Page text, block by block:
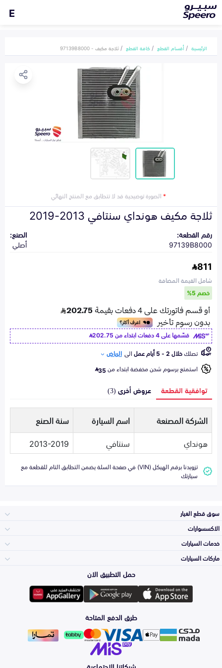
E
الرئيسية أقسام القطع كافة القطع ثلاجة مكيف - 97139B8000
*الصورة توضيحية قد لا تتطابق مع المنتج النهائي
ثلاجة مكيف هونداي سنتافي 2013-2019
رقم القطعة:
97139B8000
الصنع:
أصلي
811
شامل القيمة المضافة
خصم 5%
قسّمها على 4 دفعات ابتداء من
202.75
تصلكخلال 2 - 5 أيام عمل الى الرياض
استمتع برسوم شحن مخفضة ابتداء من35
توافقية القطعة عروض أخرى (3)
الشركة المصنعة اسم السيارة
سنة الصنع
هونداي
سنتافي 2013-2019
تزويدنا برقم الهيكل (VIN) في صفحة السلة يضمن التطابق التام للقطعة مع
سيارتك
سوق قطع الغيار
المكائن، القيرات
وملحقاتها
الشمعات
والاصطبات (الاضاءة)
الفرامل والأقمشة
الاكسسوارات
لوازم الرحلات
اكسسوارات العناية
خدمات السيارات
الأكثر مبيعاً
التلميع والعناية
ماركات السيارات
تويوتا
هيونداي
حمل التطبيق الان
طرق الدفع المتاحة